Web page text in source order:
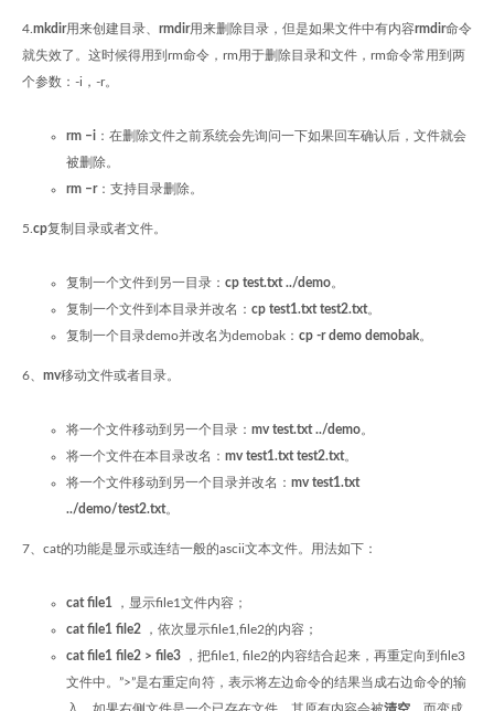
4. mkdir用来创建目录、 rmdir用来删除目录，但是如果文件中有内容rmdir命令
就失效了。这时候得用到rm命令，rm用于删除目录和文件，rm命令常用到两
个参数：-i，-r。
rm –i ：在删除文件之前系统会先询问一下如果回车确认后，文件就会
被删除。
rm –r：支持目录删除。
5. cp复制目录或者文件。
复制一个文件到另一目录： cp test.txt ../demo。
复制一个文件到本目录并改名： cp test1.txt test2.txt。
复制一个目录demo并改名为demobak： cp -r demo demobak。
6、 mv移动文件或者目录。
将一个文件移动到另一个目录： mv test.txt ../demo。
将一个文件在本目录改名： mv test1.txt test2.txt。
将一个文件移动到另一个目录并改名： mv test1.txt
../demo/test2.txt。
7、cat的功能是显示或连结一般的ascii文本文件。用法如下：
cat file1 ，显示file1文件内容；
cat file1 file2 ，依次显示file1,file2的内容；
cat file1 file2 > file3 ，把file1, file2的内容结合起来，再重定向到file3
文件中。”>”是右重定向符，表示将左边命令的结果当成右边命令的输